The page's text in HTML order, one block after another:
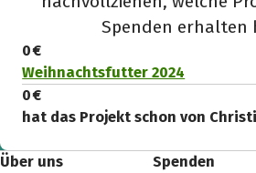
Spenden erhalten
0 €
Weihnachtsfutter 2024
0 €
hat das Projekt schon von
Über uns
Spenden